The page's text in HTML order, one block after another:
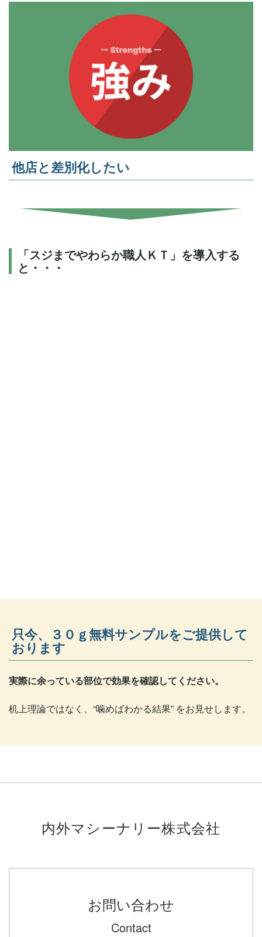
他店と差別化したい
「スジまでやわらか職人ＫＴ」を導入する
と・・・
只今、３０ｇ無料サンプルをご提供して
おります
実際に余っている部位で効果を確認してください。
机上理論ではなく、“噛めばわかる結果” をお見せします。
内外マシーナリー株式会社
お問い合わせ
Contact